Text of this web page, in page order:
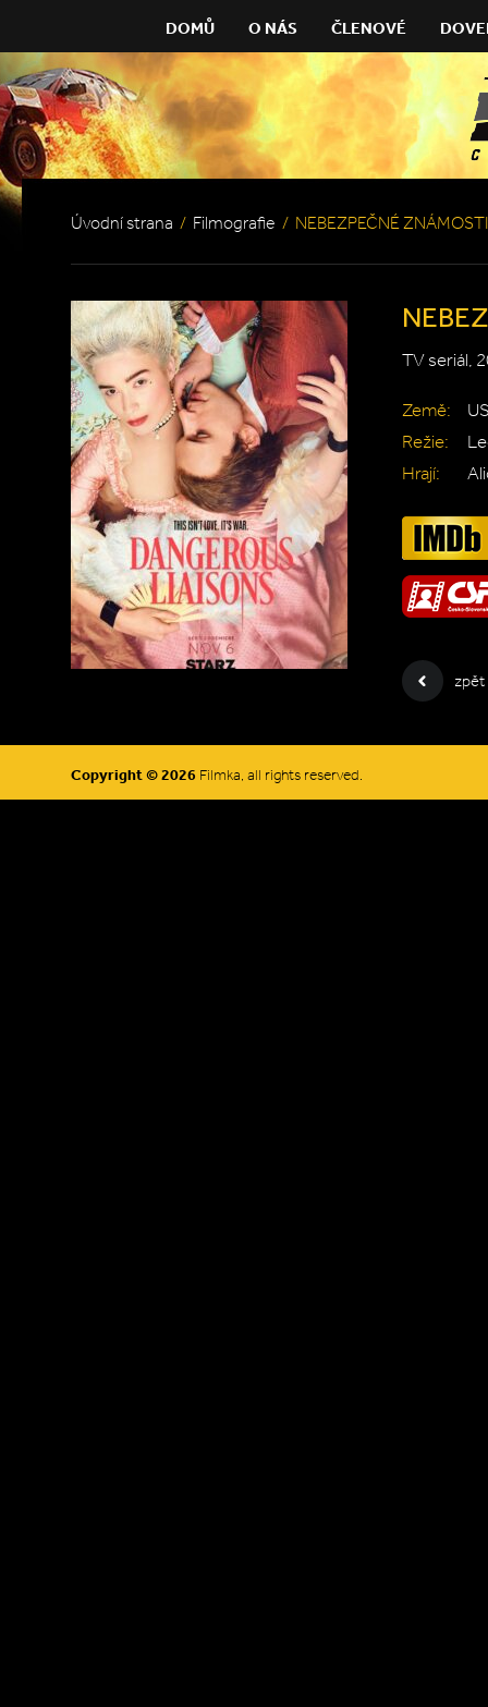
DOMŮ O NÁS ČLENOVÉ
Úvodní strana / Filmografie / NEBEZPEČNÉ
TV seriál,
Země:
Režie:
Hrají:
zpět
Copyright © 2026 Filmka, all rights reserved.